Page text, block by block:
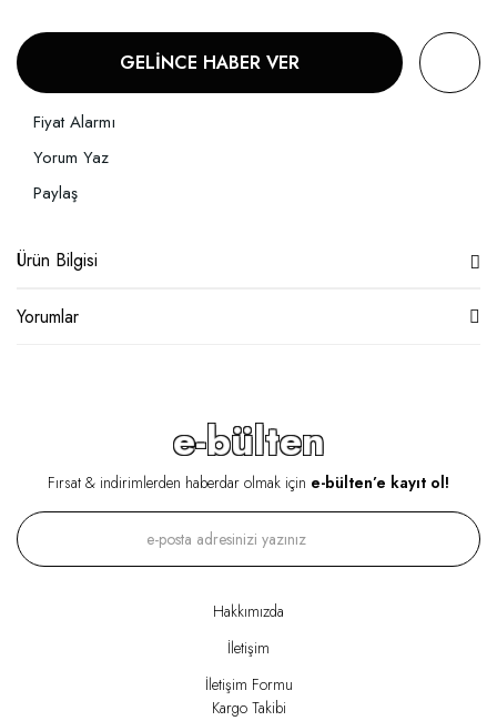
GELİNCE HABER VER
Fiyat Alarmı
Yorum Yaz
Paylaş
Ürün Bilgisi
Yorumlar
e-bülten
Fırsat & indirimlerden haberdar olmak için e-bülten’e kayıt ol!
Hakkımızda
İletişim
İletişim Formu
Kargo Takibi